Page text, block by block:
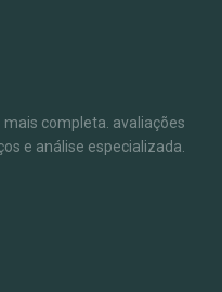
completa. avaliações
e análise especializada.